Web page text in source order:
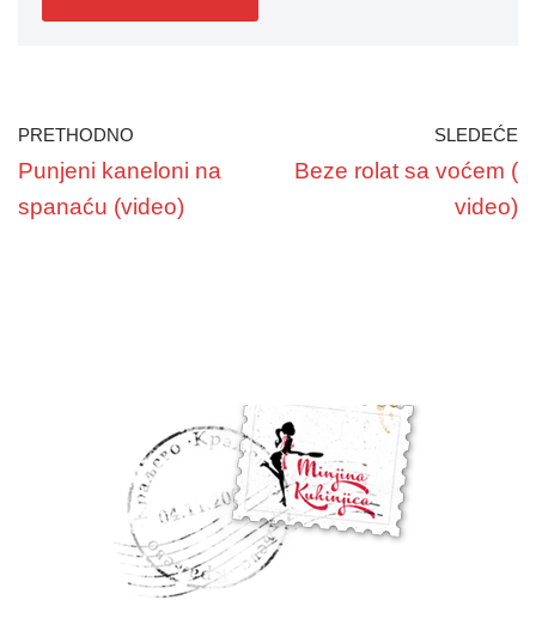
PRETHODNO
Punjeni kaneloni na
spanaću (video)
SLEDEĆE
Beze rolat sa voćem (
video)